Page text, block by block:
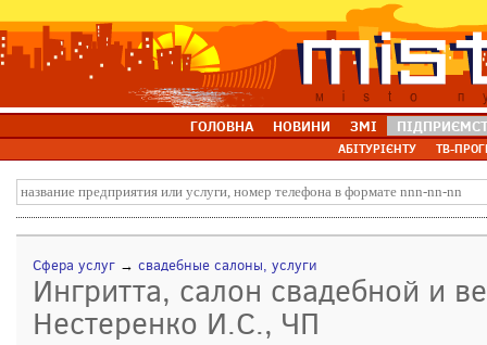
ГОЛОВНА НОВИНИ ЗМІ
АБІТУРІЄНТУ ТВ-
Сфера услуг → свадебные салоны, услуги
Ингритта, салон свадебной и
Нестеренко И.С., ЧП